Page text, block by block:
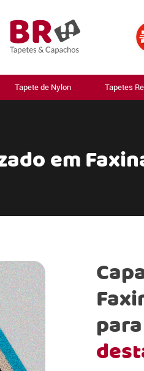
Tapete de Nylon Tapetes
em